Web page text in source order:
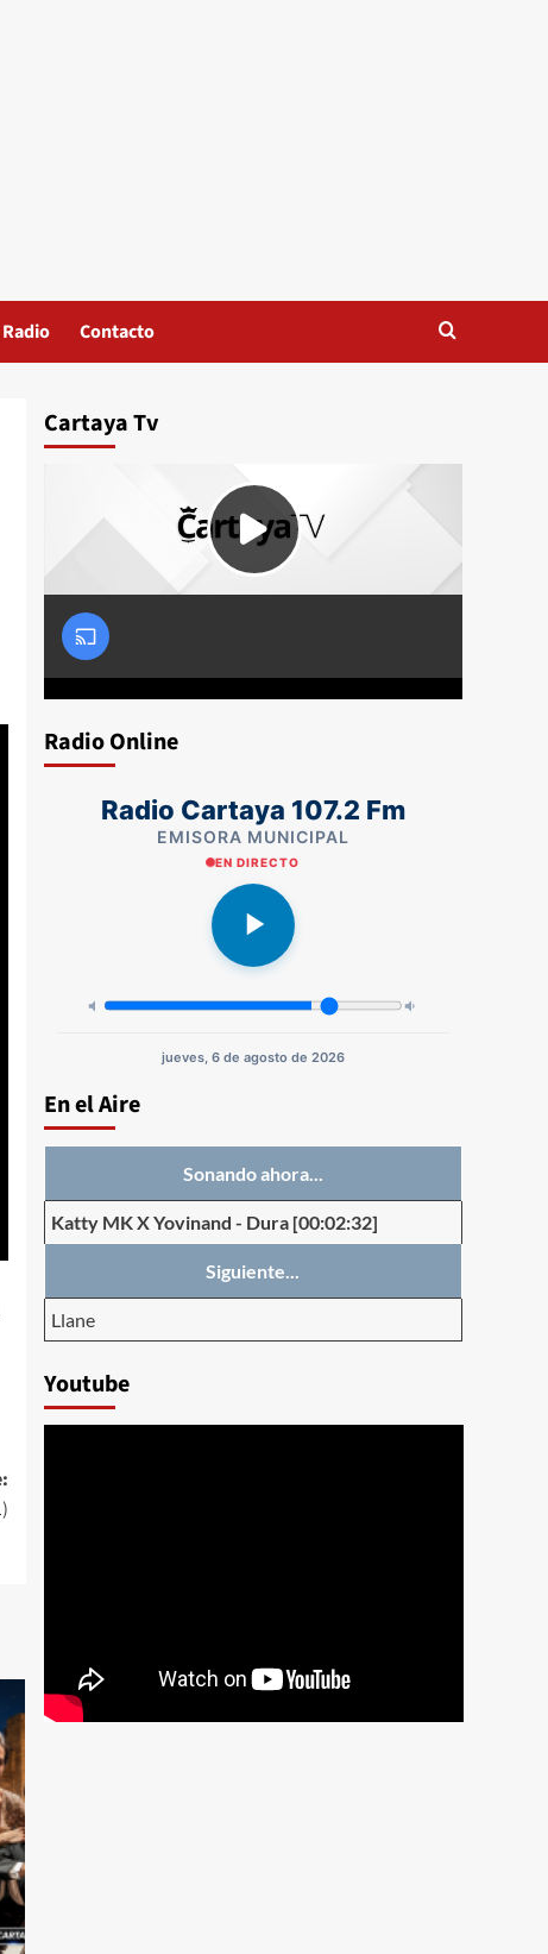
Radio Contacto
Cartaya Tv
Radio Online
Radio Cartaya 107.2 Fm
EMISORA MUNICIPAL
EN DIRECTO
jueves, 6 de agosto de 2026
En el Aire
Sonando ahora...
Katty MK X Yovinand - Dura [00:02:32]
Siguiente...
Llane
Youtube